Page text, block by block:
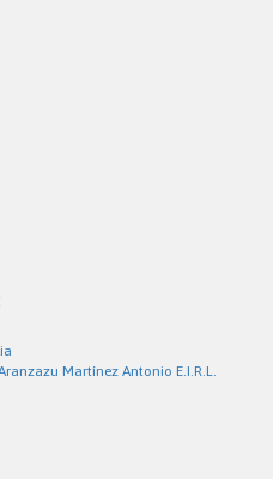
Martínez Antonio E.I.R.L.